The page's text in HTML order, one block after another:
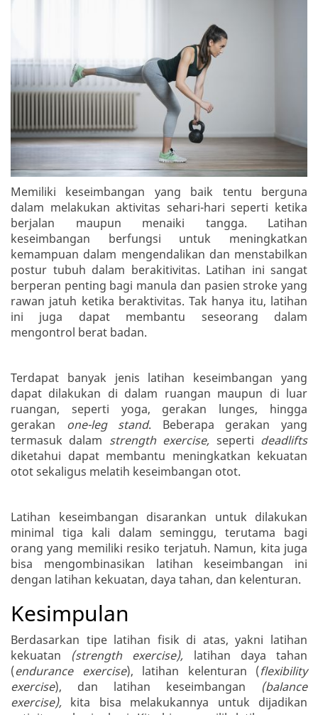
Memiliki keseimbangan yang baik tentu berguna
dalam melakukan aktivitas sehari-hari seperti ketika
berjalan maupun menaiki tangga. Latihan
keseimbangan berfungsi untuk meningkatkan
kemampuan dalam mengendalikan dan menstabilkan
postur tubuh dalam berakitivitas. Latihan ini sangat
berperan penting bagi manula dan pasien stroke yang
rawan jatuh ketika beraktivitas. Tak hanya itu, latihan
ini juga dapat membantu seseorang dalam
mengontrol berat badan.
Terdapat banyak jenis latihan keseimbangan yang
dapat dilakukan di dalam ruangan maupun di luar
ruangan, seperti yoga, gerakan lunges, hingga
gerakan one-leg stand. Beberapa gerakan yang
termasuk dalam strength exercise, seperti deadlifts
diketahui dapat membantu meningkatkan kekuatan
otot sekaligus melatih keseimbangan otot.
Latihan keseimbangan disarankan untuk dilakukan
minimal tiga kali dalam seminggu, terutama bagi
orang yang memiliki resiko terjatuh. Namun, kita juga
bisa mengombinasikan latihan keseimbangan ini
dengan latihan kekuatan, daya tahan, dan kelenturan.
Kesimpulan
Berdasarkan tipe latihan fisik di atas, yakni latihan
kekuatan (strength exercise), latihan daya tahan
(endurance exercise), latihan kelenturan (flexibility
exercise), dan latihan keseimbangan (balance
exercise), kita bisa melakukannya untuk dijadikan